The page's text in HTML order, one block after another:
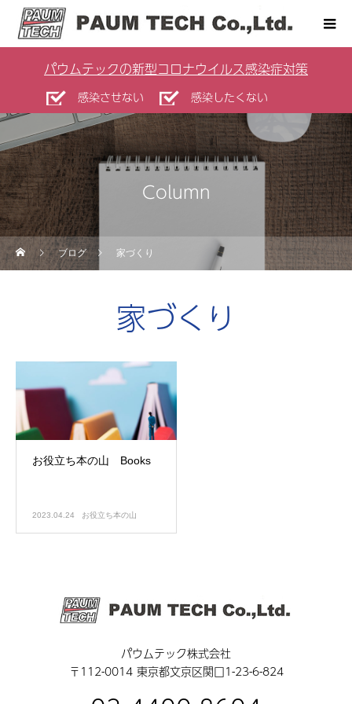
パウムテックの新型コロナウイルス感染症対策
感染させない 感染したくない
Column
ブログ 家づくり
家づくり
お役立ち本の山 Books
2023.04.24 お役立ち本の山
パウムテック株式会社
〒112-0014 東京都文京区関口1-23-6-824